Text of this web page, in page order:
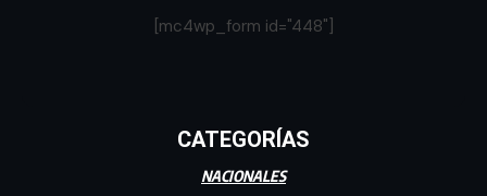
[mc4wp_form id="448"]
CATEGORÍAS
NACIONALES